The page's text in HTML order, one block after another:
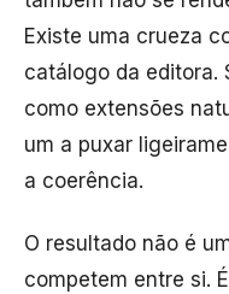
Existe uma crueza
catálogo da editora.
como extensões
um a puxar
a coerência.
O resultado não é
competem entre si.